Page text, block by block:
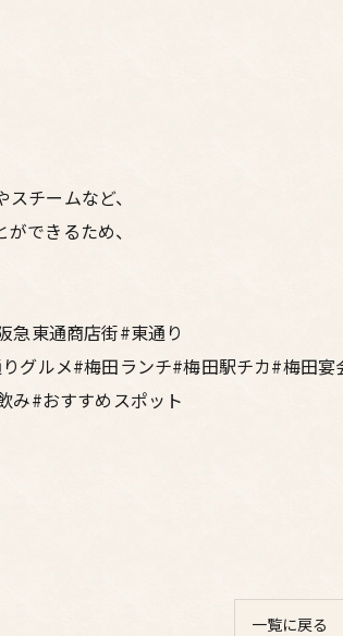
チームなど、
できるため、
急東通商店街#東通り
グルメ#梅田ランチ#梅田駅チカ#梅田宴
み#おすすめスポット
一覧に戻る